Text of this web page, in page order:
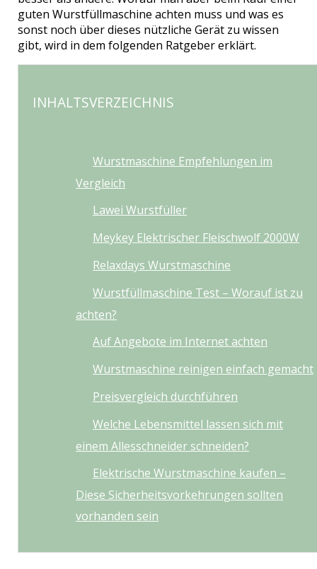
guten Wurstfüllmaschine achten muss und was es
sonst noch über dieses nützliche Gerät zu wissen
gibt, wird in dem folgenden Ratgeber erklärt.
INHALTSVERZEICHNIS
Wurstmaschine Empfehlungen im
Vergleich
Lawei Wurstfüller
Meykey Elektrischer Fleischwolf 2000W
Relaxdays Wurstmaschine
Wurstfüllmaschine Test – Worauf ist zu
achten?
Auf Angebote im Internet achten
Wurstmaschine reinigen einfach gemacht
Preisvergleich durchführen
Welche Lebensmittel lassen sich mit
einem Allesschneider schneiden?
Elektrische Wurstmaschine kaufen –
Diese Sicherheitsvorkehrungen sollten
vorhanden sein